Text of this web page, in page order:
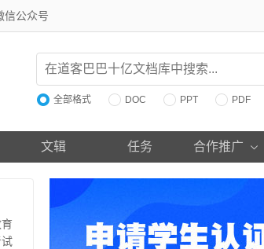
信公众号
全部格式 DOC PPT PDF
文辑 任务 合作推广 